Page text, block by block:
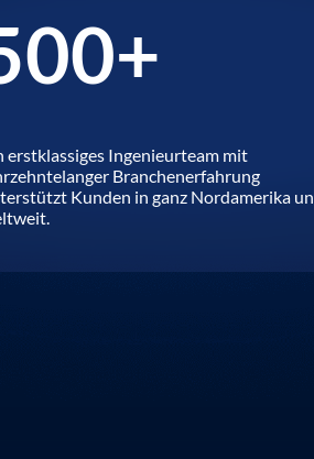
erstklassiges Ingenieurteam mit
Branchenerfahrung
Kunden in ganz Nordamerika